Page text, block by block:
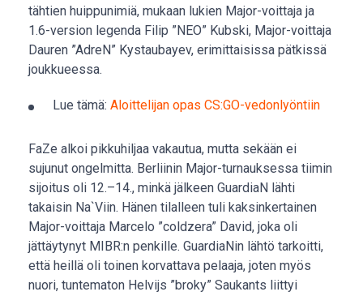
tähtien huippunimiä, mukaan lukien Major-voittaja ja
1.6-version legenda Filip ”NEO” Kubski, Major-voittaja
Dauren ”AdreN” Kystaubayev, erimittaisissa pätkissä
joukkueessa.
Lue tämä: Aloittelijan opas CS:GO-vedonlyöntiin
FaZe alkoi pikkuhiljaa vakautua, mutta sekään ei
sujunut ongelmitta. Berliinin Major-turnauksessa tiimin
sijoitus oli 12.–14., minkä jälkeen GuardiaN lähti
takaisin Na`Viin. Hänen tilalleen tuli kaksinkertainen
Major-voittaja Marcelo ”coldzera” David, joka oli
jättäytynyt MIBR:n penkille. GuardiaNin lähtö tarkoitti,
että heillä oli toinen korvattava pelaaja, joten myös
nuori, tuntematon Helvijs ”broky” Saukants liittyi